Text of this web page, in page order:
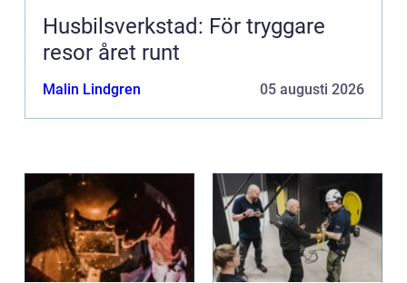
Husbilsverkstad: För tryggare
resor året runt
Malin Lindgren 05 augusti 2026